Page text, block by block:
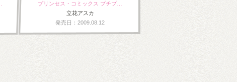
プリンセス・コミックス プチプ…
立花アスカ
発売日：2009.08.12